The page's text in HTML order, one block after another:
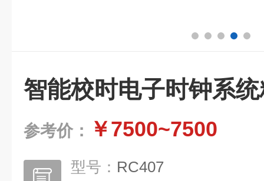
智能校时电子时钟系
参考价： ￥7500~7500
型号： RC407